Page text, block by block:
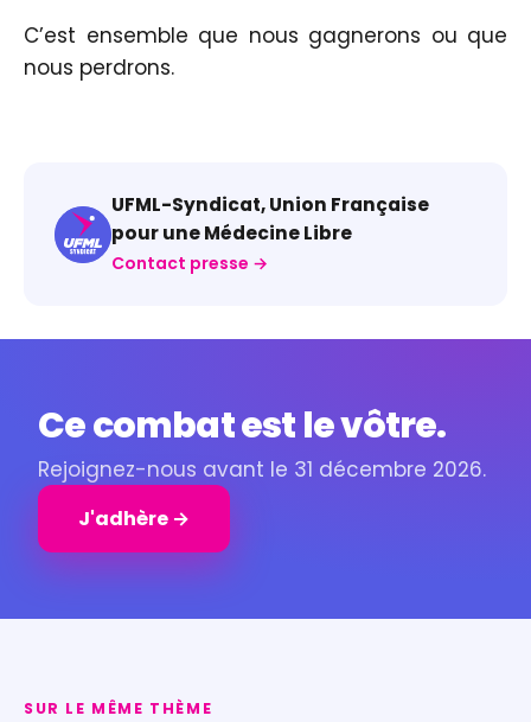
C’est ensemble que nous gagnerons ou que
nous perdrons.
UFML-Syndicat, Union Française
pour une Médecine Libre
Contact presse →
Ce combat est le vôtre.
Rejoignez-nous avant le 31 décembre 2026.
J'adhère →
SUR LE MÊME THÈME